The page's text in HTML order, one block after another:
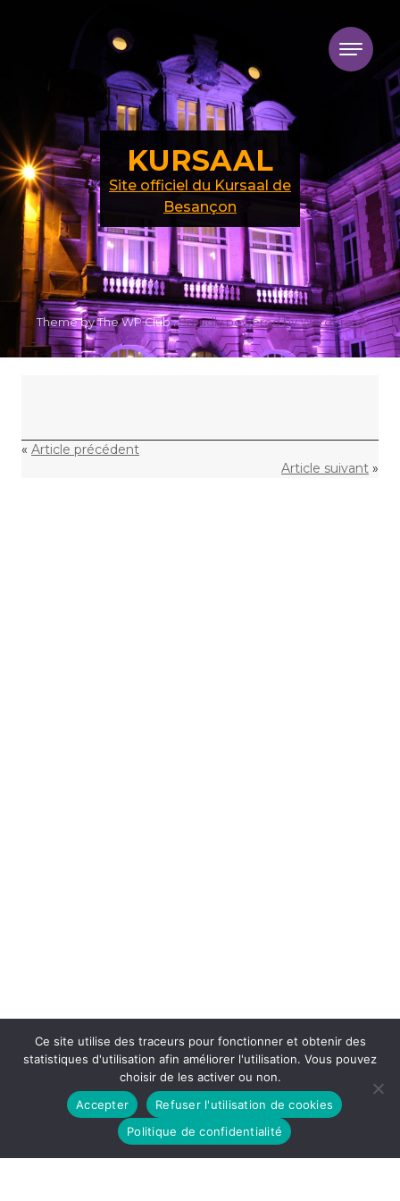
« Article précédent
Article suivant »
KURSAAL
Site officiel du Kursaal de
Besançon
Theme by The WP Club .Proudly powered by WordPress
Ce site utilise des traceurs pour fonctionner et obtenir des
statistiques d'utilisation afin améliorer l'utilisation. Vous pouvez
choisir de les activer ou non.
Accepter
Refuser l'utilisation de cookies
Politique de confidentialité